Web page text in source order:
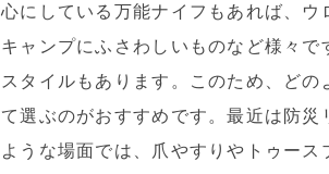
心にしている万能ナイフもあれば、
キャンプにふさわしいものなど様々
スタイルもあります。このため、ど
て選ぶのがおすすめです。最近は防
ような場面では、爪やすりやトゥー